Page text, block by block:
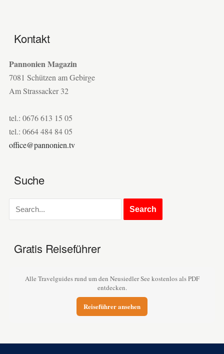
Kontakt
Pannonien Magazin
7081 Schützen am Gebirge
Am Strassacker 32
tel.: 0676 613 15 05
tel.: 0664 484 84 05
office@pannonien.tv
Suche
Gratis Reiseführer
Alle Travelguides rund um den Neusiedler See kostenlos als PDF
entdecken.
Reiseführer ansehen